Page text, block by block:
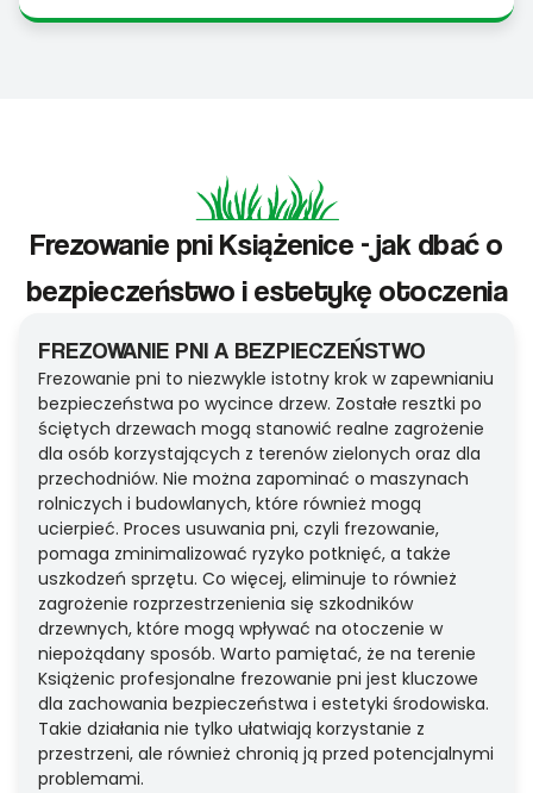
Frezowanie pni Książenice - jak dbać o
bezpieczeństwo i estetykę otoczenia
FREZOWANIE PNI A BEZPIECZEŃSTWO
Frezowanie pni to niezwykle istotny krok w zapewnianiu
bezpieczeństwa po wycince drzew. Zostałe resztki po
ściętych drzewach mogą stanowić realne zagrożenie
dla osób korzystających z terenów zielonych oraz dla
przechodniów. Nie można zapominać o maszynach
rolniczych i budowlanych, które również mogą
ucierpieć. Proces usuwania pni, czyli frezowanie,
pomaga zminimalizować ryzyko potknięć, a także
uszkodzeń sprzętu. Co więcej, eliminuje to również
zagrożenie rozprzestrzenienia się szkodników
drzewnych, które mogą wpływać na otoczenie w
niepożądany sposób. Warto pamiętać, że na terenie
Książenic profesjonalne frezowanie pni jest kluczowe
dla zachowania bezpieczeństwa i estetyki środowiska.
Takie działania nie tylko ułatwiają korzystanie z
przestrzeni, ale również chronią ją przed potencjalnymi
problemami.